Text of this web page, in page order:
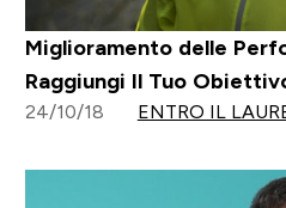
Miglioramento delle
Raggiungi Il Tuo
24/10/18 ENTRO IL